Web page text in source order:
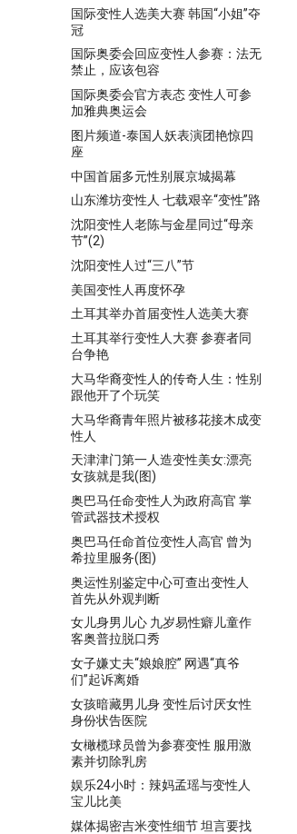
国际变性人选美大赛 韩国“小姐”夺
冠
国际奥委会回应变性人参赛：法无
禁止，应该包容
国际奥委会官方表态 变性人可参
加雅典奥运会
图片频道-泰国人妖表演团艳惊四
座
中国首届多元性别展京城揭幕
山东潍坊变性人 七载艰辛“变性”路
沈阳变性人老陈与金星同过“母亲
节”(2)
沈阳变性人过“三八”节
美国变性人再度怀孕
土耳其举办首届变性人选美大赛
土耳其举行变性人大赛 参赛者同
台争艳
大马华裔变性人的传奇人生：性别
跟他开了个玩笑
大马华裔青年照片被移花接木成变
性人
天津津门第一人造变性美女:漂亮
女孩就是我(图)
奥巴马任命变性人为政府高官 掌
管武器技术授权
奥巴马任命首位变性人高官 曾为
希拉里服务(图)
奥运性别鉴定中心可查出变性人
首先从外观判断
女儿身男儿心 九岁易性癖儿童作
客奥普拉脱口秀
女子嫌丈夫“娘娘腔” 网遇“真爷
们”起诉离婚
女孩暗藏男儿身 变性后讨厌女性
身份状告医院
女橄榄球员曾为参赛变性 服用激
素并切除乳房
娱乐24小时：辣妈孟瑶与变性人
宝儿比美
媒体揭密吉米变性细节 坦言要找